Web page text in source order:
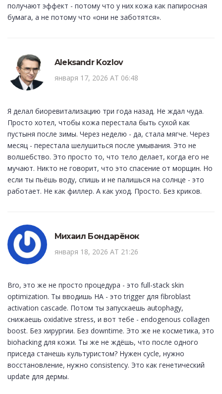
получают эффект - потому что у них кожа как папиросная
бумага, а не потому что «они не заботятся».
Aleksandr Kozlov
января 17, 2026 AT 06:48
Я делал биоревитализацию три года назад. Не ждал чуда.
Просто хотел, чтобы кожа перестала быть сухой как
пустыня после зимы. Через неделю - да, стала мягче. Через
месяц - перестала шелушиться после умывания. Это не
волшебство. Это просто то, что тело делает, когда его не
мучают. Никто не говорит, что это спасение от морщин. Но
если ты пьёшь воду, спишь и не палишься на солнце - это
работает. Не как филлер. А как уход. Просто. Без криков.
Михаил Бондарёнок
января 18, 2026 AT 21:26
Bro, это же не просто процедура - это full-stack skin
optimization. Ты вводишь HA - это trigger для fibroblast
activation cascade. Потом ты запускаешь autophagy,
снижаешь oxidative stress, и вот тебе - endogenous collagen
boost. Без хирургии. Без downtime. Это же не косметика, это
biohacking для кожи. Ты же не ждёшь, что после одного
приседа станешь культуристом? Нужен cycle, нужно
восстановление, нужно consistency. Это как генетический
update для дермы.